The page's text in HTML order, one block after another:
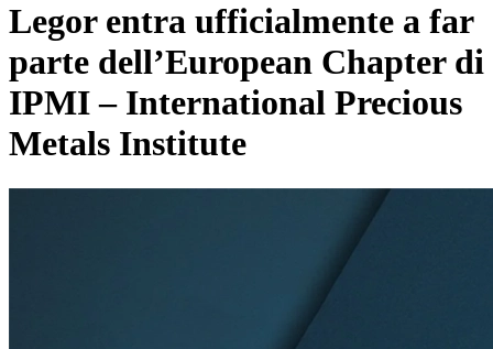
Legor entra ufficialmente a far
parte dell’European Chapter di
IPMI – International Precious
Metals Institute